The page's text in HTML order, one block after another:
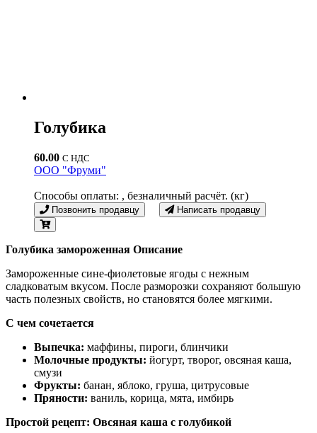
Голубика
60.00 С НДС
ООО "Фруми"
Способы оплаты: , безналичный расчёт. (кг)
Позвонить продавцу Написать продавцу
Голубика замороженная Описание
Замороженные сине-фиолетовые ягоды с нежным
сладковатым вкусом. После разморозки сохраняют большую
часть полезных свойств, но становятся более мягкими.
С чем сочетается
Выпечка: маффины, пироги, блинчики
Молочные продукты: йогурт, творог, овсяная каша,
смузи
Фрукты: банан, яблоко, груша, цитрусовые
Пряности: ваниль, корица, мята, имбирь
Простой рецепт: Овсяная каша с голубикой